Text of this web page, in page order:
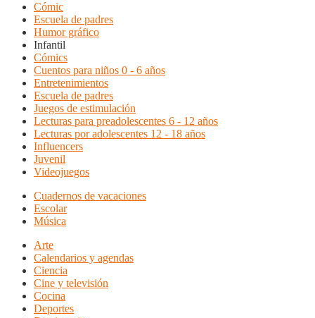
Cómic
Escuela de padres
Humor gráfico
Infantil
Cómics
Cuentos para niños 0 - 6 años
Entretenimientos
Escuela de padres
Juegos de estimulación
Lecturas para preadolescentes 6 - 12 años
Lecturas por adolescentes 12 - 18 años
Influencers
Juvenil
Videojuegos
Cuadernos de vacaciones
Escolar
Música
Arte
Calendarios y agendas
Ciencia
Cine y televisión
Cocina
Deportes